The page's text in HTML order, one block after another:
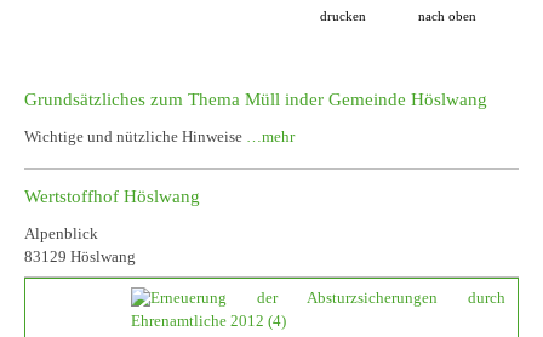
drucken nach oben
Grundsätzliches zum Thema Müll inder Gemeinde Höslwang
Wichtige und nützliche Hinweise …mehr
Wertstoffhof Höslwang
Alpenblick
83129 Höslwang